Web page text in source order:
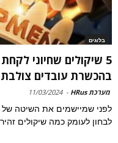
בלוגים
5 שיקולים שחיוני
בהכשרת עובדים צולבת
מערכת HRus -
11/03/2024
לפני שמיישמים את השיטה
לבחון לעומק כמה שיקולים